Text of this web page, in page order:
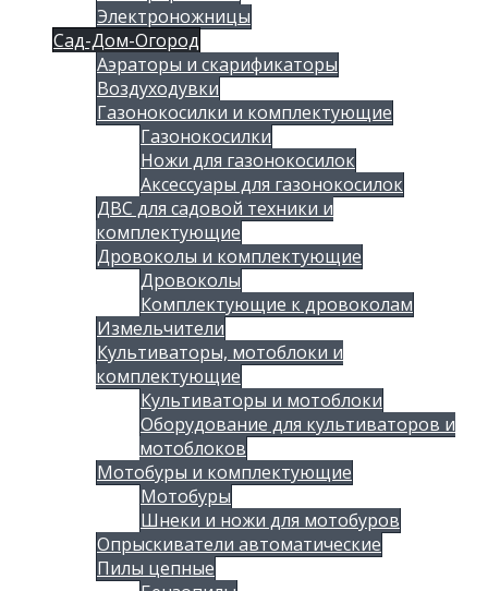
Электроножницы
Сад-Дом-Огород
Аэраторы и скарификаторы
Воздуходувки
Газонокосилки и комплектующие
Газонокосилки
Ножи для газонокосилок
Аксессуары для газонокосилок
ДВС для садовой техники и
комплектующие
Дровоколы и комплектующие
Дровоколы
Комплектующие к дровоколам
Измельчители
Культиваторы, мотоблоки и
комплектующие
Культиваторы и мотоблоки
Оборудование для культиваторов и
мотоблоков
Мотобуры и комплектующие
Мотобуры
Шнеки и ножи для мотобуров
Опрыскиватели автоматические
Пилы цепные